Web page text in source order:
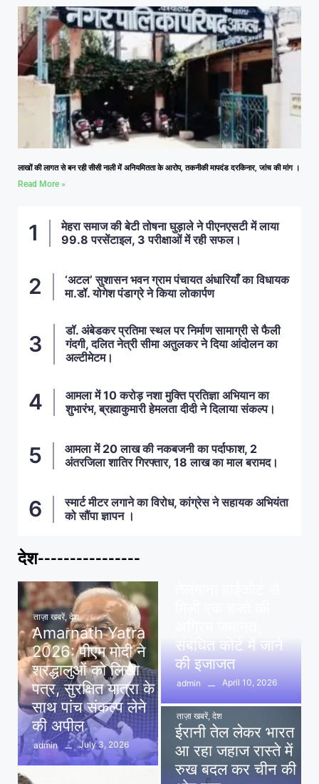
लाखों की लागत से बन रही सीसी नाली में अनियमितता के आरोप, तकनीकी मापदंड दरकिनार, जांच की मांग ।
Read More »
मेहरा समाज की बेटी तोषना घुड़ाले ने पीएनएसटी में लाया
99.8 परसेंटाइल, 3 परीक्षाओं में रही सफल।
‘अटल’ सुशासन भवन ग्राम पंचायत अंधारियाँ का विधायक
मा.डॉ. योगेश पंडाग्रे ने किया लोकार्पण
डॉ. अंबेडकर प्रतिमा स्थल पर निर्माण सामाग्री से फैली
गंदगी, दलित नेत्री सीमा अतुलकर ने दिया आंदोलन का
अल्टीमेटम।
आमला में 10 करोड़ नशा मुक्ति प्रतिज्ञा अभियान का
शुभारंभ, ब्रह्माकुमारी हेमलता दीदी ने दिलाया संकल्प।
आमला में 20 लाख की नकबजनी का पर्दाफाश, 2
अंतरजिला शातिर गिरफ्तार, 18 लाख का माल बरामद।
स्मार्ट मीटर लगाने का विरोध, कांग्रेस ने सहायक अभियंता
को सौंपा ज्ञापन ।
देश----------------
ताज़ा खबरें, देश
Amarnath Yatra
2026: पीएम मोदी ने
श्रद्धालुओं को लिखा
पत्र, सुरक्षित यात्रा के
साथ पांच संकल्प लेने
की अपील
admin July 3, 2026
संबंधित कोर्ट में जाने
की इजाजत
admin April 10, 2026
ताज़ा खबरें, देश
ईरानी तेल लेकर भारत
आ रहा जहाज रास्ते में
रुख बदल कर चीन की